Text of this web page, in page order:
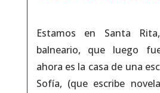
Estamos en Santa
balneario, que luego
ahora es la casa de una
Sofía, (que escribe